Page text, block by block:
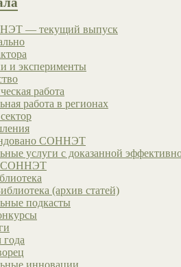
— текущий выпуск
и эксперименты
работа
работа в регионах
СОННЭТ
услуги с доказанной
СОННЭТ
(архив статей)
подкасты
инновации